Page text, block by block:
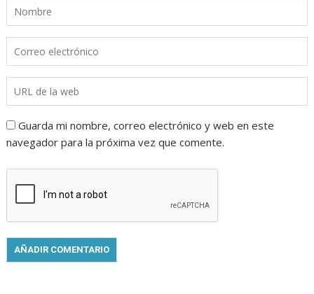
Guarda mi nombre, correo electrónico y web en este
navegador para la próxima vez que comente.